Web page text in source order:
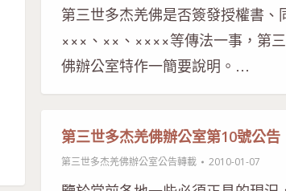
第三世多杰羌佛是否簽發授權書、
×××、××、××××等傳法一事，第
佛辦公室特作一簡要說明。…
第三世多杰羌佛辦公室第10號公告
第三世多杰羌佛辦公室公告轉載 2010-01-07